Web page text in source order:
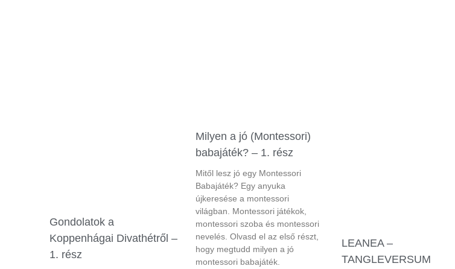
Gondolatok a
Koppenhágai Divathétről –
1. rész
Milyen a jó (Montessori)
babajáték? – 1. rész
Mitől lesz jó egy Montessori
Babajáték? Egy anyuka
újkeresése a montessori
világban. Montessori játékok,
montessori szoba és montessori
nevelés. Olvasd el az első részt,
hogy megtudd milyen a jó
montessori babajáték.
LEANEA –
TANGLEVERSUM